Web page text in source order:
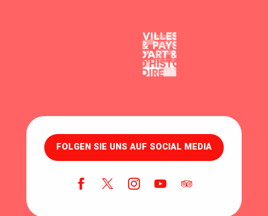
FOLGEN SIE UNS AUF SOCIAL MEDIA